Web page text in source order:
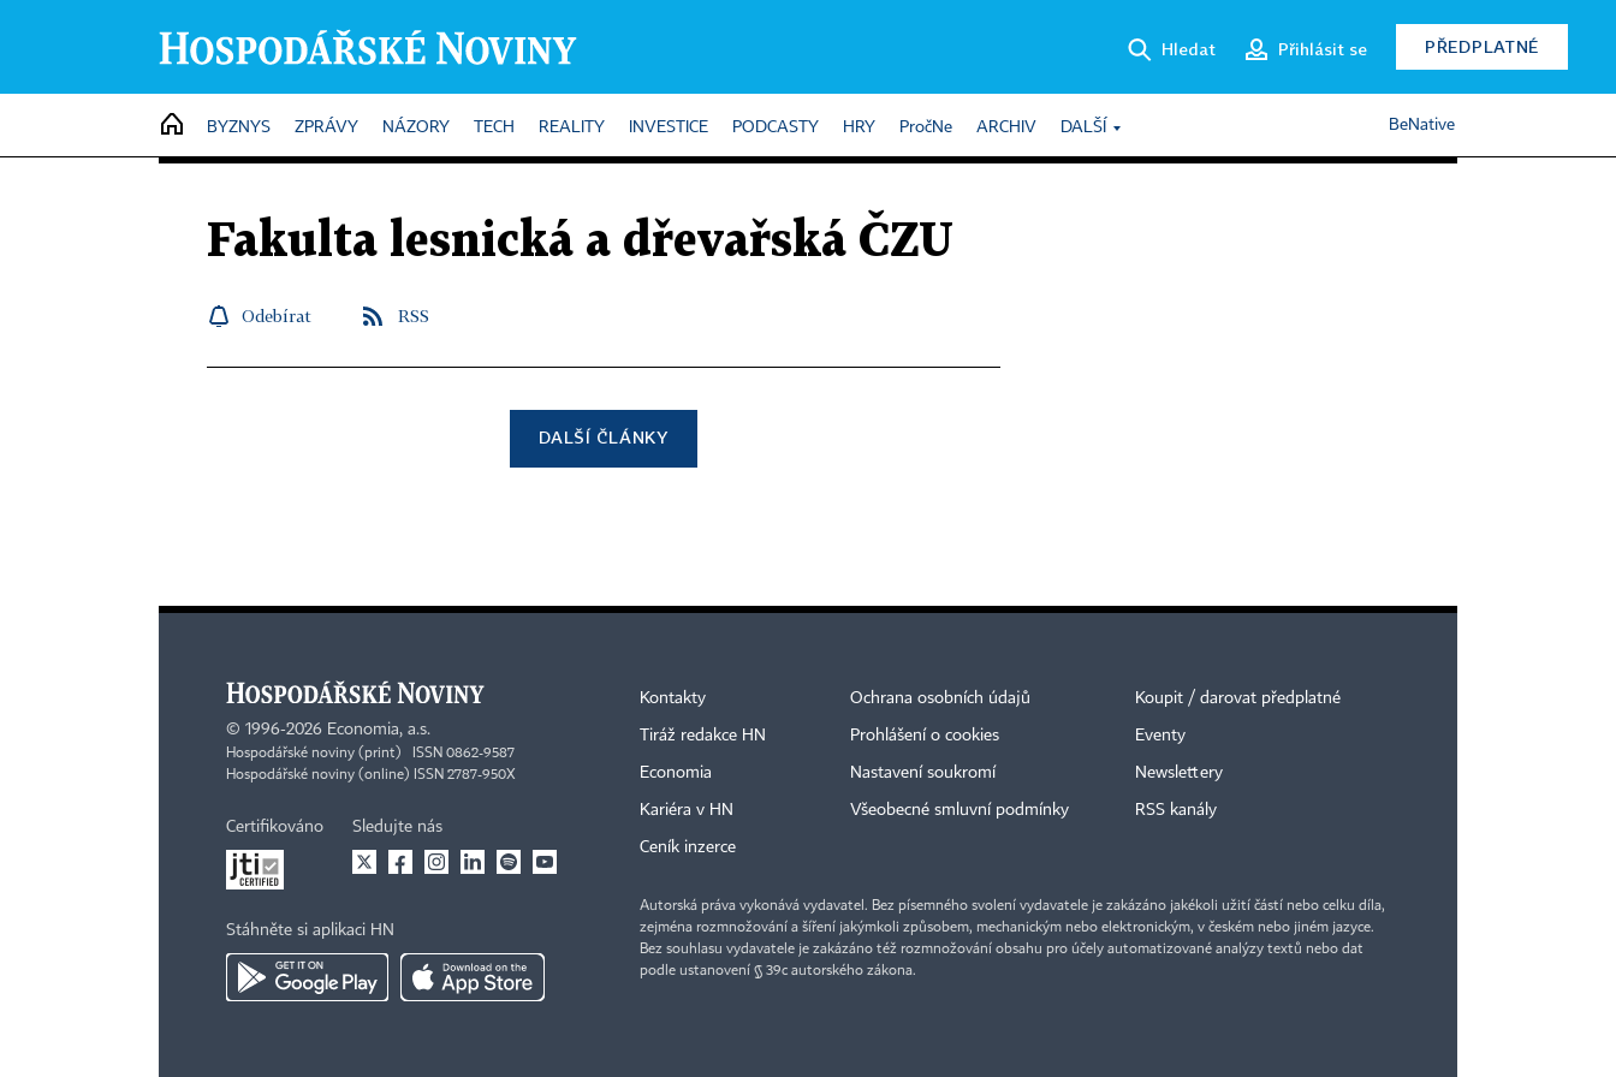
Hledat Přihlásit se PŘEDPLATNÉ
HOME
BYZNYS ZPRÁVY NÁZORY TECH REALITY INVESTICE PODCASTY HRY PročNe ARCHIV DALŠÍ BeNative
Fakulta lesnická a dřevařská ČZU
Odebírat RSS
DALŠÍ ČLÁNKY
© 1996-2026 Economia, a.s.
Hospodářské noviny (print) ISSN 0862-9587
Hospodářské noviny (online) ISSN 2787-950X
Certifikováno Sledujte nás
Stáhněte si aplikaci HN
Kontakty
Tiráž redakce HN
Economia
Kariéra v HN
Ceník inzerce
Ochrana osobních údajů
Prohlášení o cookies
Nastavení soukromí
Všeobecné smluvní podmínky
Koupit / darovat předplatné
Eventy
Newslettery
RSS kanály
Autorská práva vykonává vydavatel. Bez písemného svolení vydavatele je zakázáno jakékoli užití částí nebo celku díla,
zejména rozmnožování a šíření jakýmkoli způsobem, mechanickým nebo elektronickým, v českém nebo jiném jazyce.
Bez souhlasu vydavatele je zakázáno též rozmnožování obsahu pro účely automatizované analýzy textů nebo dat
podle ustanovení § 39c autorského zákona.